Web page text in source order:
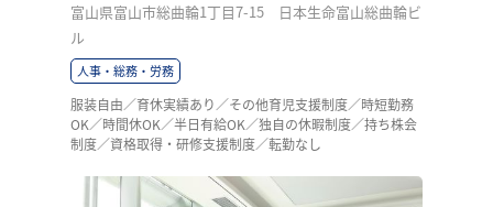
富山県富山市総曲輪1丁目7-15 日本生命富山総曲輪ビ
ル
人事・総務・労務
服装自由／育休実績あり／その他育児支援制度／時短勤務
OK／時間休OK／半日有給OK／独自の休暇制度／持ち株会
制度／資格取得・研修支援制度／転勤なし